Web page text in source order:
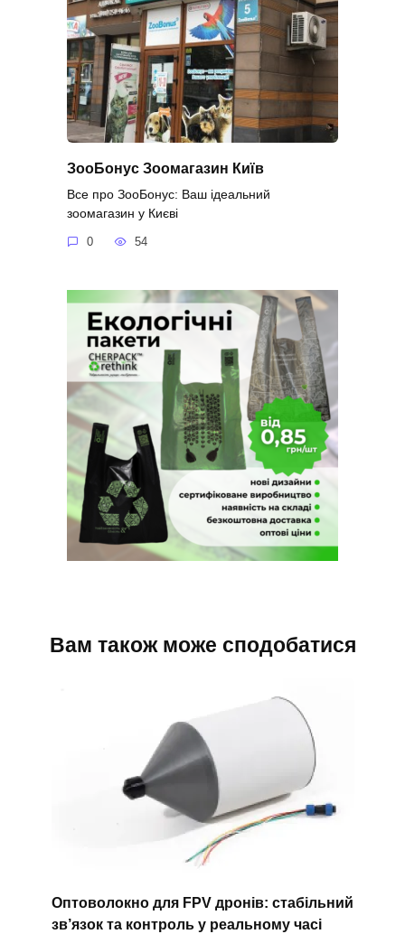
ЗооБонус Зоомагазин Київ
Все про ЗооБонус: Ваш ідеальний
зоомагазин у Києві
0 54
Вам також може сподобатися
Оптоволокно для FPV дронів: стабільний
зв’язок та контроль у реальному часі